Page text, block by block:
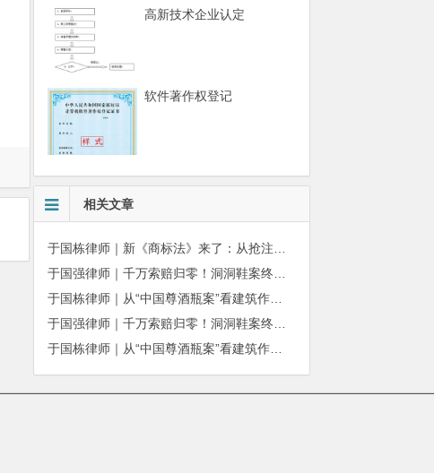
高新技术企业认定
软件著作权登记
相关文章
于国栋律师｜从“中国尊酒瓶案”看建筑作品著作权保护的司法边界与商用合规
于国栋律师｜从“中国尊酒瓶案”看建筑作品著作权保护的司法边界与商用合规